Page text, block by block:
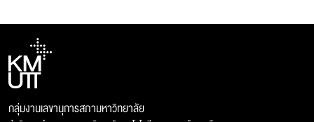
กลุ่มงานเลขานุการสภามหาวิทยาลัย